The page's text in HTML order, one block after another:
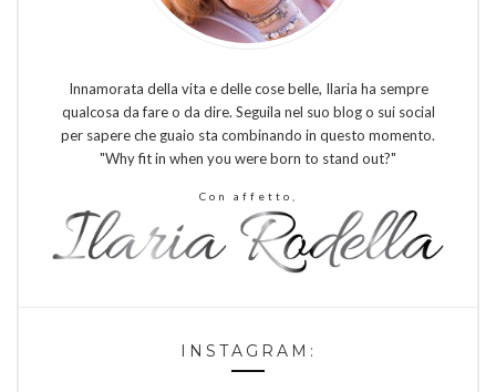
Innamorata della vita e delle cose belle, Ilaria ha sempre
qualcosa da fare o da dire. Seguila nel suo blog o sui social
per sapere che guaio sta combinando in questo momento.
"Why fit in when you were born to stand out?"
Con affetto,
INSTAGRAM: